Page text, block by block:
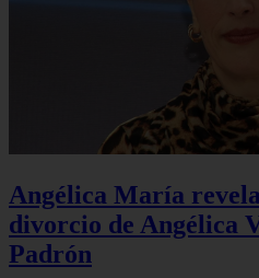
Angélica María
divorcio de Angélica
Padrón